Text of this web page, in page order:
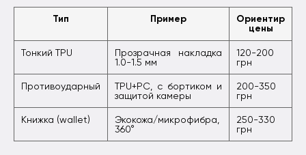
Тип Пример
Ориентир
цены
Тонкий TPU
Прозрачная накладка
1.0-1.5 мм
120-200
грн
Противоударный
TPU+PC, с бортиком и
защитой камеры
200-350
грн
Книжка (wallet)
Экокожа/микрофибра,
360°
250-330
грн